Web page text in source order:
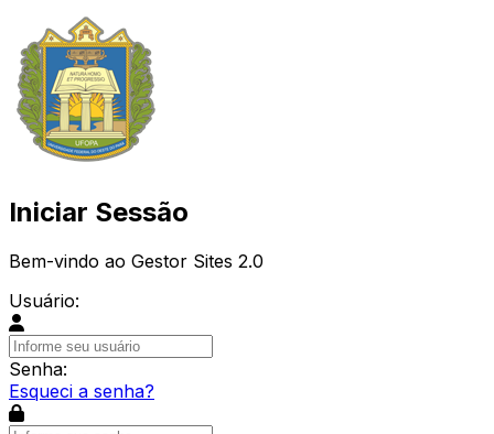
Iniciar Sessão
Bem-vindo ao Gestor Sites 2.0
Usuário:
Senha:
Esqueci a senha?